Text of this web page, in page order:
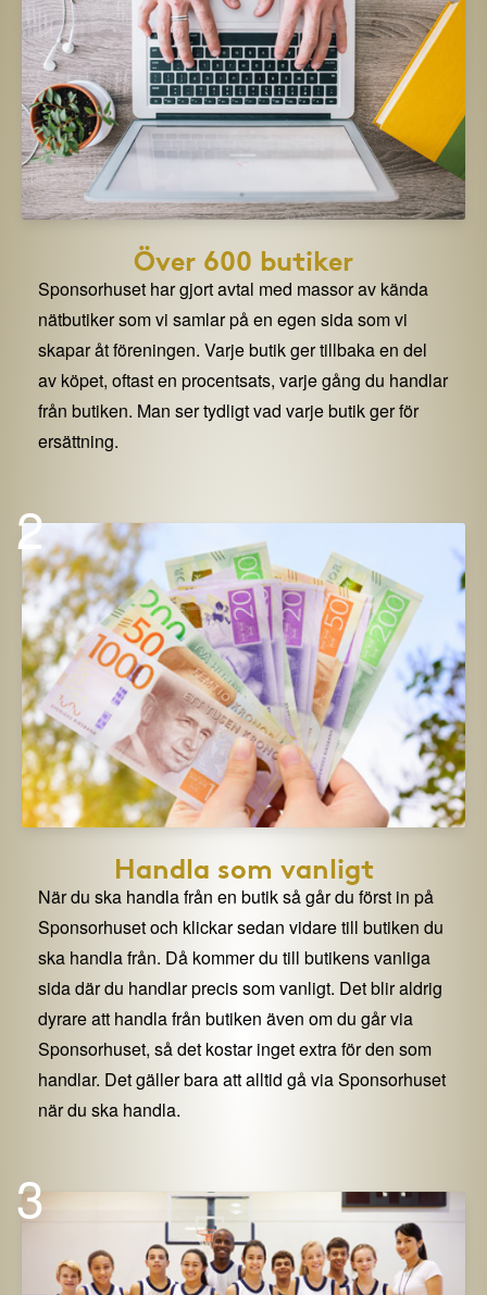
Över 600 butiker
Sponsorhuset har gjort avtal med massor av kända
nätbutiker som vi samlar på en egen sida som vi
skapar åt föreningen. Varje butik ger tillbaka en del
av köpet, oftast en procentsats, varje gång du handlar
från butiken. Man ser tydligt vad varje butik ger för
ersättning.
2
Handla som vanligt
När du ska handla från en butik så går du först in på
Sponsorhuset och klickar sedan vidare till butiken du
ska handla från. Då kommer du till butikens vanliga
sida där du handlar precis som vanligt. Det blir aldrig
dyrare att handla från butiken även om du går via
Sponsorhuset, så det kostar inget extra för den som
handlar. Det gäller bara att alltid gå via Sponsorhuset
när du ska handla.
3